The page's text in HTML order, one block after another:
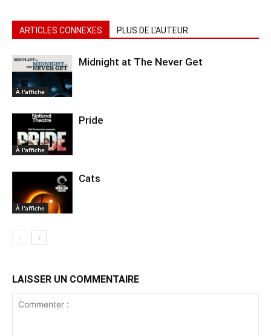
ARTICLES CONNEXES PLUS DE L'AUTEUR
À l'affiche
Midnight at The Never Get
À l'affiche
Pride
À l'affiche
Cats
LAISSER UN COMMENTAIRE